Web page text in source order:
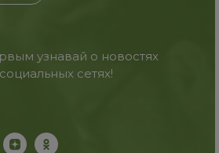
узнавай о новостях
сетях!